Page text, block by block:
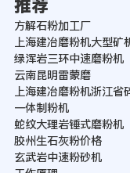
推荐
方解石粉加工厂
上海建冶磨粉机大型矿
绿浑岩三环中速磨粉机
云南昆明雷蒙磨
上海建冶磨粉机浙江省
一体制粉机
蛇纹大理岩锤式磨粉机
胶州生石灰粉价格
玄武岩中速粉砂机